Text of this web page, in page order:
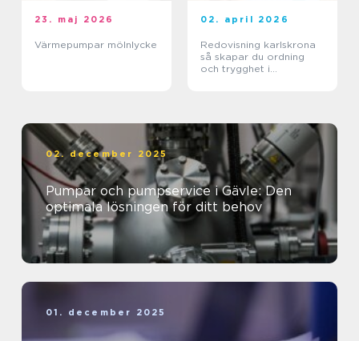
23. maj 2026
Värmepumpar mölnlycke
02. april 2026
Redovisning karlskrona
så skapar du ordning
och trygghet i
02. december 2025
Pumpar och pumpservice i Gävle: Den
optimala lösningen för ditt behov
01. december 2025